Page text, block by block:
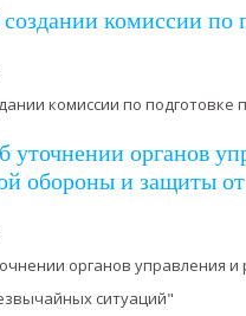
комиссии по
комиссии по подготовке
уточнении органов
обороны и защиты
органов управления
ситуаций"